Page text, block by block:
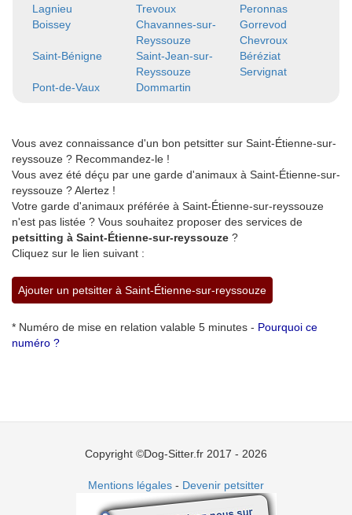
Lagnieu
Trevoux
Peronnas
Boissey
Chavannes-sur-
Reyssouze
Gorrevod
Chevroux
Saint-Bénigne
Saint-Jean-sur-
Reyssouze
Béréziat
Servignat
Pont-de-Vaux
Dommartin
Vous avez connaissance d'un bon petsitter sur Saint-Étienne-sur-
reyssouze ? Recommandez-le !
Vous avez été déçu par une garde d'animaux à Saint-Étienne-sur-
reyssouze ? Alertez !
Votre garde d'animaux préférée à Saint-Étienne-sur-reyssouze
n'est pas listée ? Vous souhaitez proposer des services de
petsitting à Saint-Étienne-sur-reyssouze ?
Cliquez sur le lien suivant :
Ajouter un petsitter à Saint-Étienne-sur-reyssouze
* Numéro de mise en relation valable 5 minutes - Pourquoi ce
numéro ?
Copyright ©Dog-Sitter.fr 2017 - 2026
Mentions légales - Devenir petsitter